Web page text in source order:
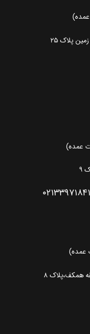
پلاک ۲۵
عمده)
۹
۰۲۱۳۳۹۷۱۸۴۱
عمده)
همکف،پلاک ۸